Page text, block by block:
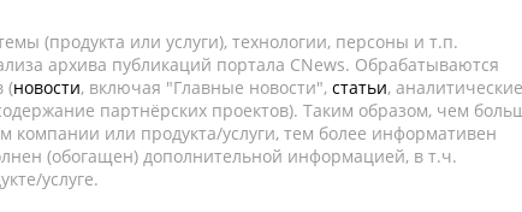
(продукта или услуги), технологии, персоны и т.п.
архива публикаций портала CNews. Обрабатываются
(новости, включая "Главные новости", статьи, аналитические
партнёрских проектов). Таким образом, чем
компании или продукта/услуги, тем более информативен
(обогащен) дополнительной информацией, в т.ч.
услуге.